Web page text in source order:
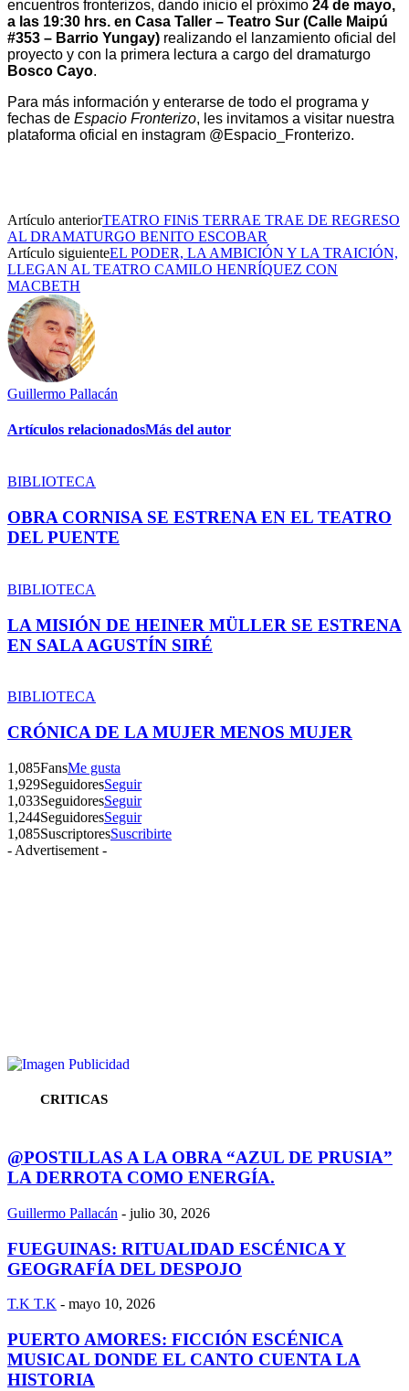
encuentros fronterizos, dando inicio el próximo 24 de mayo,
a las 19:30 hrs. en Casa Taller – Teatro Sur (Calle Maipú
#353 – Barrio Yungay) realizando el lanzamiento oficial del
proyecto y con la primera lectura a cargo del dramaturgo
Bosco Cayo.
Para más información y enterarse de todo el programa y
fechas de Espacio Fronterizo, les invitamos a visitar nuestra
plataforma oficial en instagram @Espacio_Fronterizo.
Artículo anteriorTEATRO FINiS TERRAE TRAE DE REGRESO
AL DRAMATURGO BENITO ESCOBAR
Artículo siguienteEL PODER, LA AMBICIÓN Y LA TRAICIÓN,
LLEGAN AL TEATRO CAMILO HENRÍQUEZ CON
MACBETH
Guillermo Pallacán
Artículos relacionadosMás del autor
BIBLIOTECA
OBRA CORNISA SE ESTRENA EN EL TEATRO
DEL PUENTE
BIBLIOTECA
LA MISIÓN DE HEINER MÜLLER SE ESTRENA
EN SALA AGUSTÍN SIRÉ
BIBLIOTECA
CRÓNICA DE LA MUJER MENOS MUJER
1,085FansMe gusta
1,929SeguidoresSeguir
1,033SeguidoresSeguir
1,244SeguidoresSeguir
1,085SuscriptoresSuscribirte
- Advertisement -
CRITICAS
@POSTILLAS A LA OBRA “AZUL DE PRUSIA”
LA DERROTA COMO ENERGÍA.
Guillermo Pallacán - julio 30, 2026
FUEGUINAS: RITUALIDAD ESCÉNICA Y
GEOGRAFÍA DEL DESPOJO
T.K T.K - mayo 10, 2026
PUERTO AMORES: FICCIÓN ESCÉNICA
MUSICAL DONDE EL CANTO CUENTA LA
HISTORIA